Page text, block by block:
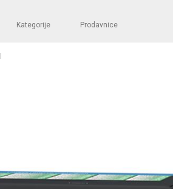
Kategorije Prodavnice